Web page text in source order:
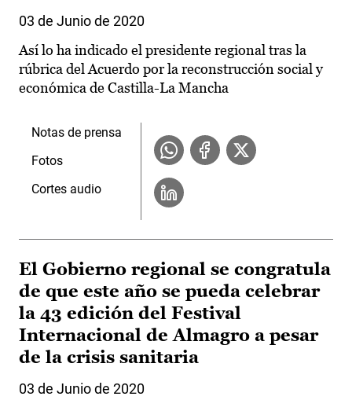
03 de Junio de 2020
Así lo ha indicado el presidente regional tras la
rúbrica del Acuerdo por la reconstrucción social y
económica de Castilla-La Mancha
Notas de prensa
Fotos
Cortes audio
El Gobierno regional se congratula
de que este año se pueda celebrar
la 43 edición del Festival
Internacional de Almagro a pesar
de la crisis sanitaria
03 de Junio de 2020